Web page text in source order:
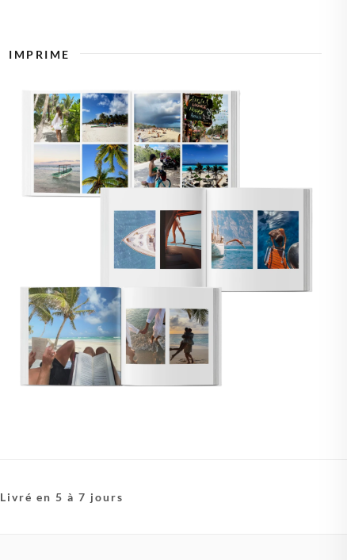
IMPRIME
Livré en 5 à 7 jours